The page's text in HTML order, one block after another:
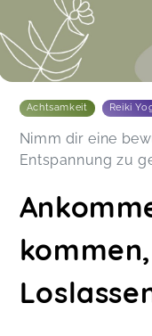
Achtsamkeit Reiki
Nimm dir eine
Entspannung zu